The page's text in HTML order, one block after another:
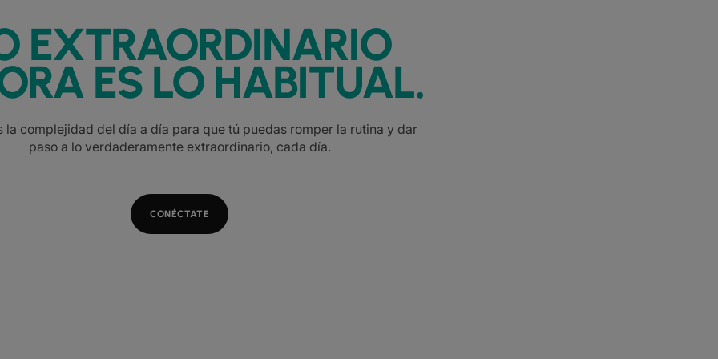
EXTRAORDINARIO
ES LO HABITUAL.
la complejidad del día a día para que tú puedas romper la rutina y dar
paso a lo verdaderamente extraordinario, cada día.
CONÉCTATE